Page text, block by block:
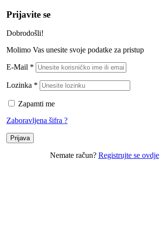
Prijavite se
Dobrodošli!
Molimo Vas unesite svoje podatke za pristup
E-Mail *
Lozinka *
Zapamti me
Zaboravljena šifra ?
Prijava
Nemate račun? Registrujte se ovdje